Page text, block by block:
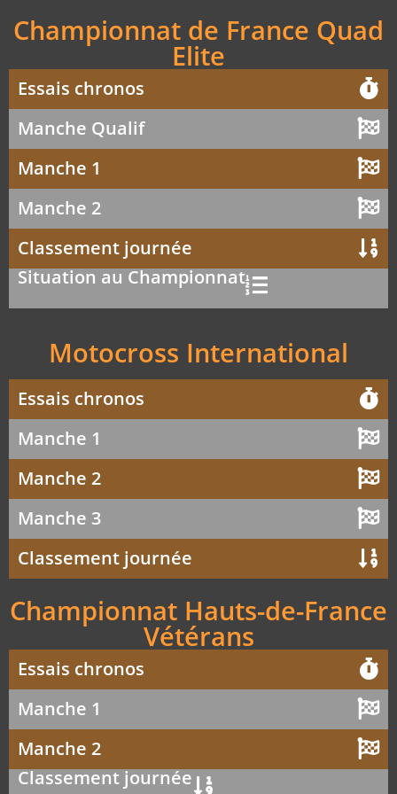
Championnat de France Quad
Elite
Essais chronos
Manche Qualif
Manche 1
Manche 2
Classement journée
Situation au Championnat
Motocross International
Essais chronos
Manche 1
Manche 2
Manche 3
Classement journée
Championnat Hauts-de-France
Vétérans
Essais chronos
Manche 1
Manche 2
Classement journée